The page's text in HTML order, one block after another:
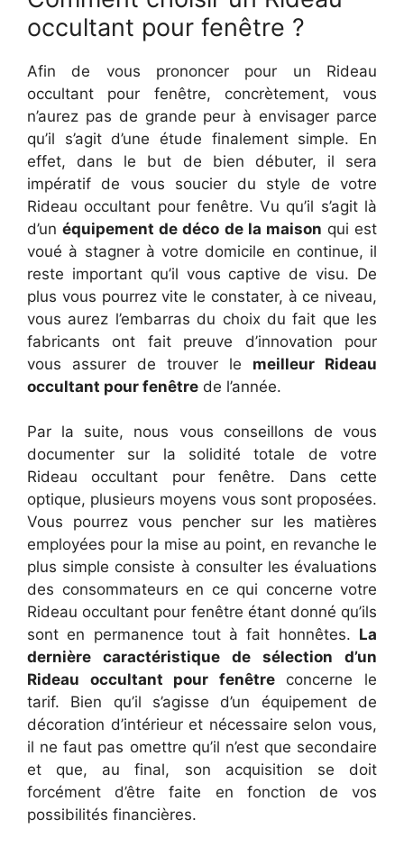
occultant pour fenêtre ?
Afin de vous prononcer pour un Rideau
occultant pour fenêtre, concrètement, vous
n’aurez pas de grande peur à envisager parce
qu’il s’agit d’une étude finalement simple. En
effet, dans le but de bien débuter, il sera
impératif de vous soucier du style de votre
Rideau occultant pour fenêtre. Vu qu’il s’agit là
d’unéquipement de déco de la maison qui est
voué à stagner à votre domicile en continue, il
reste important qu’il vous captive de visu. De
plus vous pourrez vite le constater, à ce niveau,
vous aurez l’embarras du choix du fait que les
fabricants ont fait preuve d’innovation pour
vous assurer de trouver le meilleur Rideau
occultant pour fenêtre de l’année.
Par la suite, nous vous conseillons de vous
documenter sur la solidité totale de votre
Rideau occultant pour fenêtre. Dans cette
optique, plusieurs moyens vous sont proposées.
Vous pourrez vous pencher sur les matières
employées pour la mise au point, en revanche le
plus simple consiste à consulter les évaluations
des consommateurs en ce qui concerne votre
Rideau occultant pour fenêtre étant donné qu’ils
sont en permanence tout à fait honnêtes. La
dernière caractéristique de sélection d’un
Rideau occultant pour fenêtreconcerne le
tarif. Bien qu’il s’agisse d’un équipement de
décoration d’intérieur et nécessaire selon vous,
il ne faut pas omettre qu’il n’est que secondaire
et que, au final, son acquisition se doit
forcément d’être faite en fonction de vos
possibilités financières.